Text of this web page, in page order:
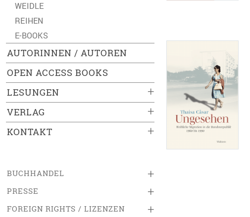
WEIDLE
REIHEN
E-BOOKS
AUTORINNEN / AUTOREN
OPEN ACCESS BOOKS
+
LESUNGEN
+
VERLAG
+
KONTAKT
+
BUCHHANDEL
+
PRESSE
+
FOREIGN RIGHTS / LIZENZEN